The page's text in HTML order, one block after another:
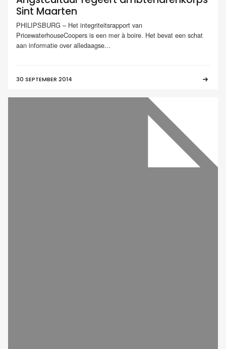
Sint Maarten
PHILIPSBURG – Het integriteitsrapport van
PricewaterhouseCoopers is een mer à boire. Het bevat een schat
aan informatie over alledaagse...
30 SEPTEMBER 2014